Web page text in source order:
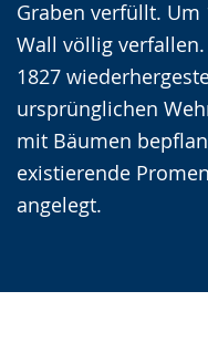
Graben verfüllt.
Wall völlig
1827
ursprünglichen
mit Bäumen
existierende
angelegt.